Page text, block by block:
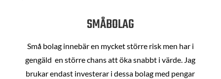
SMÅBOLAG
Små bolag innebär en mycket större risk men har i
gengäld en större chans att öka snabbt i värde. Jag
brukar endast investerar i dessa bolag med pengar